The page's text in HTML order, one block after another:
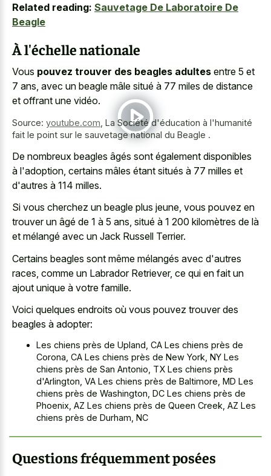
Related reading: Sauvetage De Laboratoire De
Beagle
À l'échelle nationale
Vous pouvez trouver des beagles adultes entre 5 et
7 ans, avec un beagle mâle situé à 77 miles de distance
et offrant une vidéo.
Source: youtube.com La Société d'éducation à l'humanité
fait le point sur le sauvetage national du Beagle .
De nombreux beagles âgés sont également disponibles
à l'adoption, certains mâles étant situés à 77 milles et
d'autres à 114 milles.
Si vous cherchez un beagle plus jeune, vous pouvez en
trouver un âgé de 1 à 5 ans, situé à 1 200 kilomètres de là
et mélangé avec un Jack Russell Terrier.
Certains beagles sont même mélangés avec d'autres
races, comme un Labrador Retriever, ce qui en fait un
ajout unique à votre famille.
Voici quelques endroits où vous pouvez trouver des
beagles à adopter:
Les chiens près de Upland, CA Les chiens près de
Corona, CA Les chiens près de New York, NY Les
chiens près de San Antonio, TX Les chiens près
d'Arlington, VA Les chiens près de Baltimore, MD Les
chiens près de Washington, DC Les chiens près de
Phoenix, AZ Les chiens près de Queen Creek, AZ Les
chiens près de Durham, NC
Questions fréquemment posées